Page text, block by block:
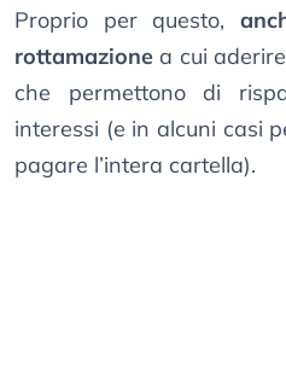
Proprio per questo,
rottamazione a cui
che permettono di
interessi (e in alcuni casi
pagare l’intera cartella).